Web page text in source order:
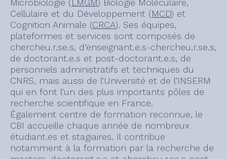
Microbiologie ( LMGM) Biologie Moléculaire,
Cellulaire et du Développement (MCD) et
Cognition Animale (CRCA). Ses équipes,
plateformes et services sont composés de
chercheu.r.se.s, d’enseignant.e.s-chercheu.r.se.s,
de doctorant.e.s et post-doctorant.e.s, de
personnels administratifs et techniques du
CNRS, mais aussi de l’Université et de l’INSERM
qui en font l’un des plus importants pôles de
recherche scientifique en France.
Également centre de formation reconnue, le
CBI accueille chaque année de nombreux
étudiant.es et stagiaires. Il contribue
notamment à la formation par la recherche de